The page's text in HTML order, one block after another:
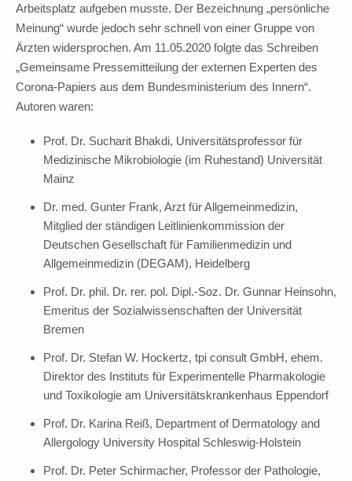
Arbeitsplatz aufgeben musste. Der Bezeichnung „persönliche
Meinung“ wurde jedoch sehr schnell von einer Gruppe von
Ärzten widersprochen. Am 11.05.2020 folgte das Schreiben
„Gemeinsame Pressemitteilung der externen Experten des
Corona-Papiers aus dem Bundesministerium des Innern“.
Autoren waren:
Prof. Dr. Sucharit Bhakdi, Universitätsprofessor für
Medizinische Mikrobiologie (im Ruhestand) Universität
Mainz
Dr. med. Gunter Frank, Arzt für Allgemeinmedizin,
Mitglied der ständigen Leitlinienkommission der
Deutschen Gesellschaft für Familienmedizin und
Allgemeinmedizin (DEGAM), Heidelberg
Prof. Dr. phil. Dr. rer. pol. Dipl.-Soz. Dr. Gunnar Heinsohn,
Emeritus der Sozialwissenschaften der Universität
Bremen
Prof. Dr. Stefan W. Hockertz, tpi consult GmbH, ehem.
Direktor des Instituts für Experimentelle Pharmakologie
und Toxikologie am Universitätskrankenhaus Eppendorf
Prof. Dr. Karina Reiß, Department of Dermatology and
Allergology University Hospital Schleswig-Holstein
Prof. Dr. Peter Schirmacher, Professor der Pathologie,